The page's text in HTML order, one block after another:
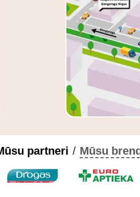
partneri / Mūsu